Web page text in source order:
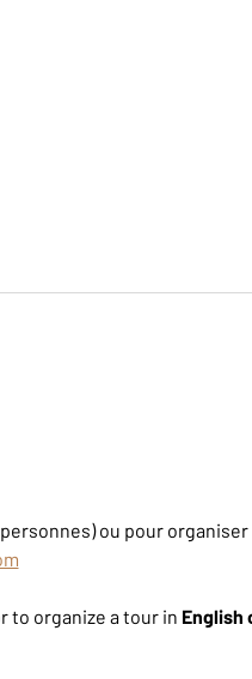
ou pour
to organize a tour in English